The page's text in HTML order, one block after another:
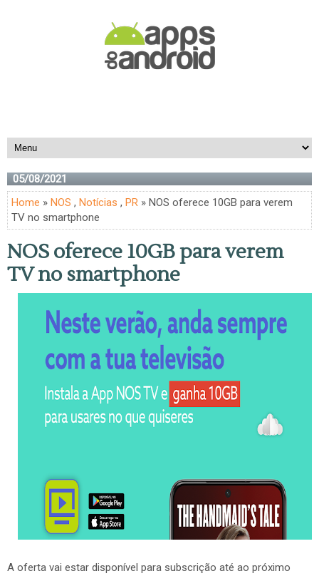
05/08/2021
Home » NOS , Notícias , PR » NOS oferece 10GB para verem
TV no smartphone
NOS oferece 10GB para verem
TV no smartphone
A oferta vai estar disponível para subscrição até ao próximo